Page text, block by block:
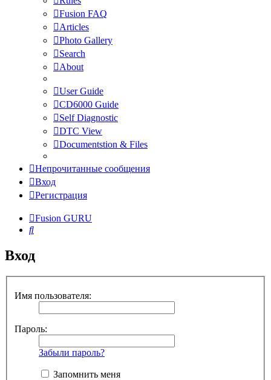
Fusion FAQ
Articles
Photo Gallery
Search
About
User Guide
CD6000 Guide
Self Diagnostic
DTC View
Documentstion & Files
Непрочитанные сообщения
Вход
Регистрация
Fusion GURU
Поиск
Вход
Имя пользователя:
Пароль:
Забыли пароль?
Запомнить меня